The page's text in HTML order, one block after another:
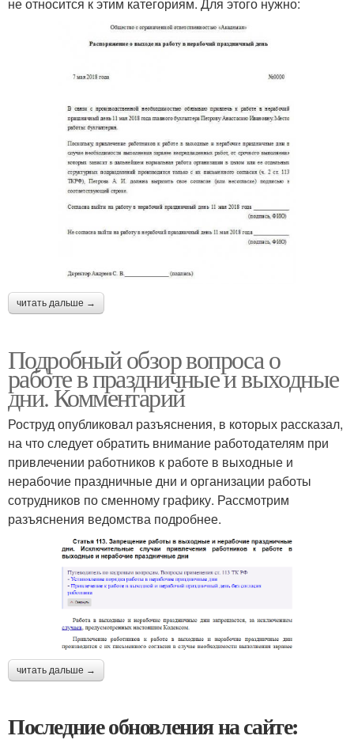
читать дальше →
Подробный обзор вопроса о
работе в праздничные и выходные
дни. Комментарий
Роструд опубликовал разъяснения, в которых рассказал,
на что следует обратить внимание работодателям при
привлечении работников к работе в выходные и
нерабочие праздничные дни и организации работы
сотрудников по сменному графику. Рассмотрим
разъяснения ведомства подробнее.
читать дальше →
Последние обновления на сайте: